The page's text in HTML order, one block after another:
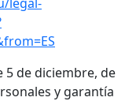
5 de diciembre, de
y garantía